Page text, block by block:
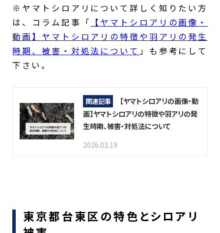
※ヤマトシロアリについて詳しく知りたい方
は、コラム記事「 【ヤマトシロアリの画像・
動画】ヤマトシロアリの特徴や羽アリの発生
時期、被害・対処法について 」も参考にして
下さい。
関連記事
【ヤマトシロアリの画像・動
画】ヤマトシロアリの特徴や羽アリの発
生時期、被害・対処法について
2026.03.19
東京都台東区の特色とシロアリ